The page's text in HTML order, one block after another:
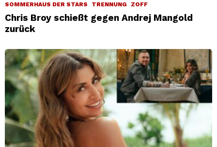
SOMMERHAUS DER STARS
TRENNUNG ZOFF
Chris Broy schießt gegen Andrej Mangold
zurück